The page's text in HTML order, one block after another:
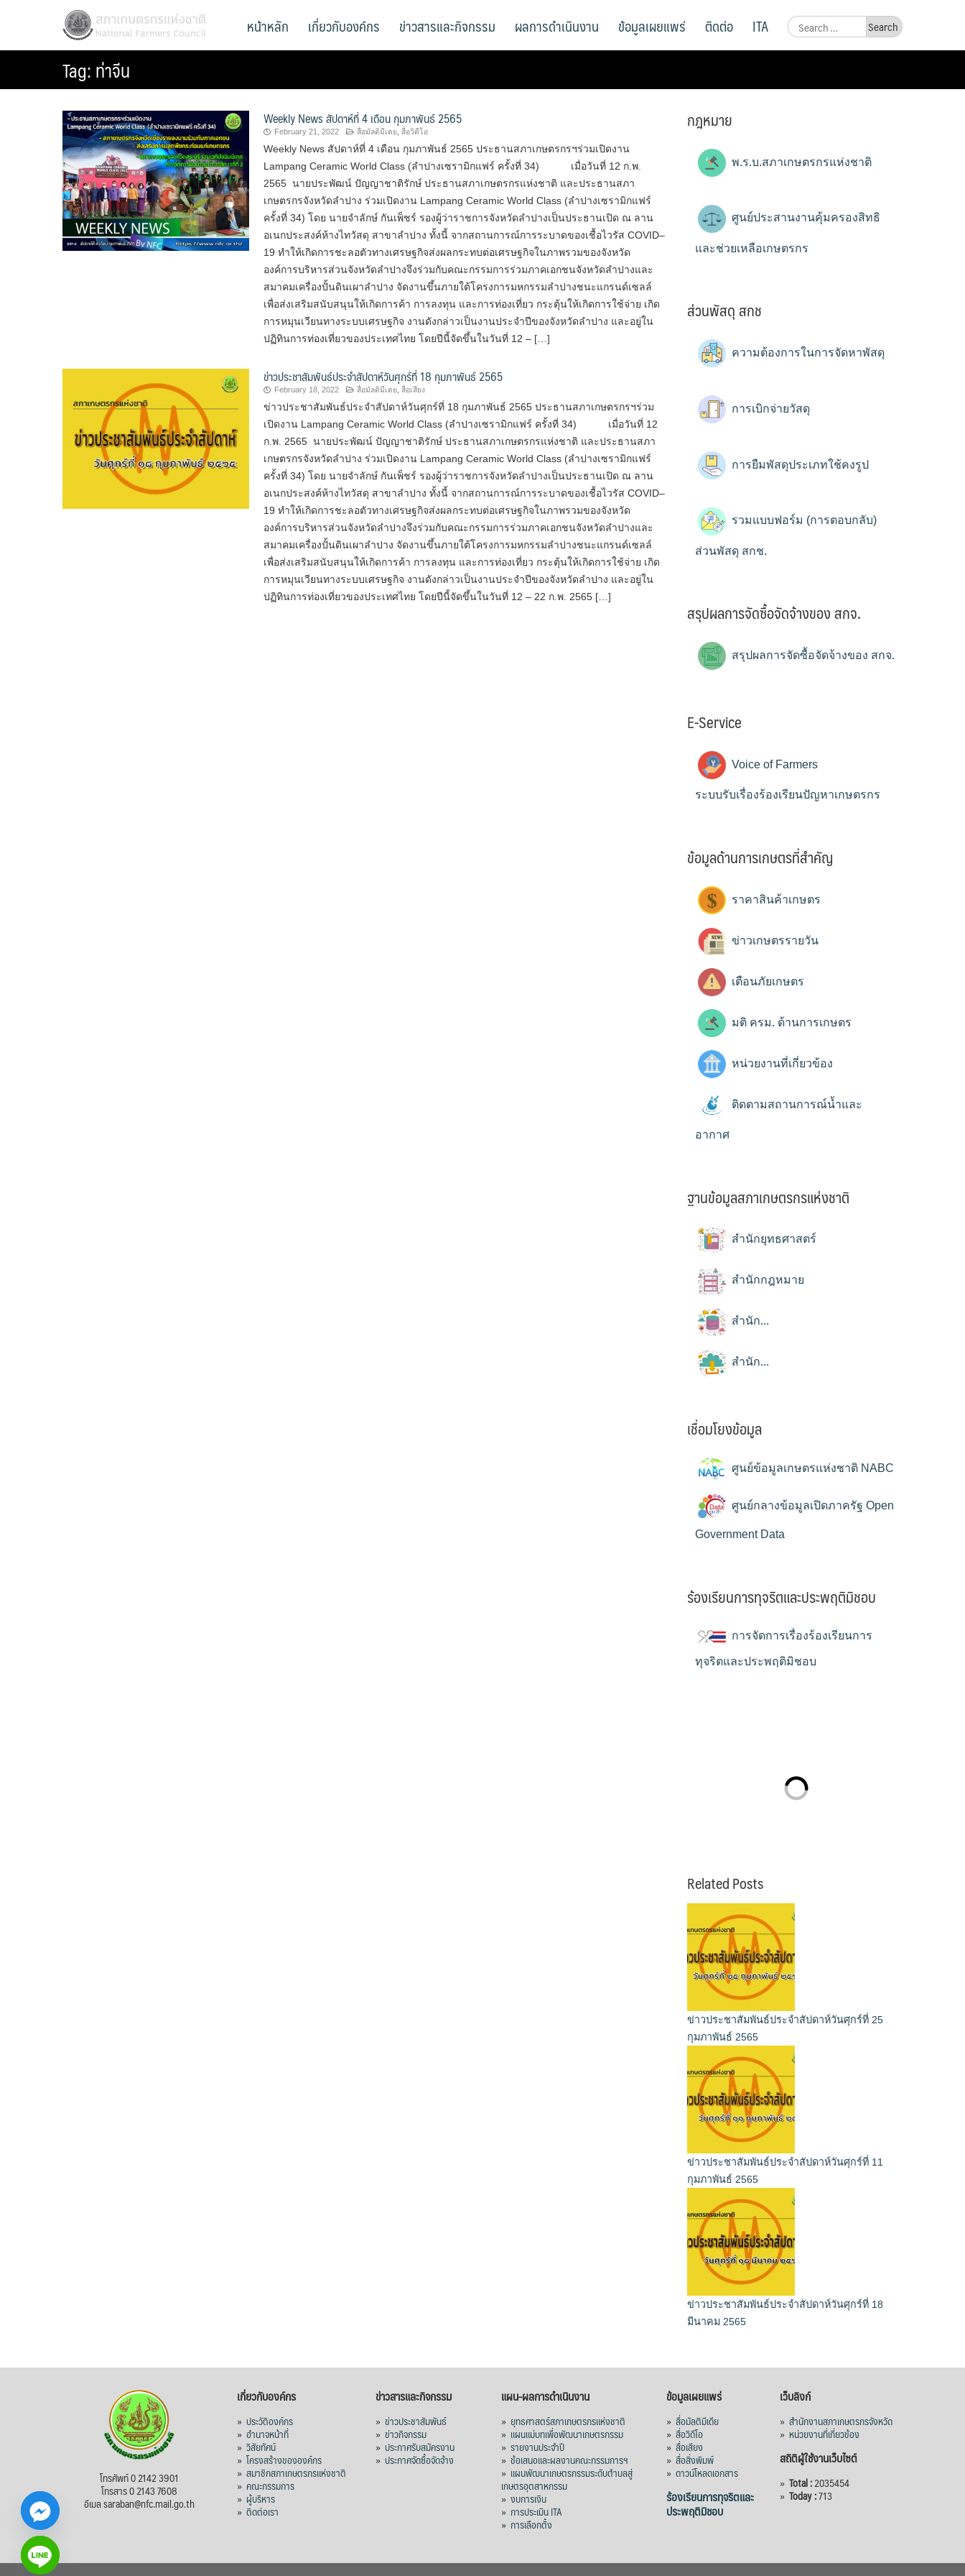
สภาเกษตรกรแห่งชาติ
National Farmers Council
Search
for:
หน้าหลัก เกี่ยวกับองค์กร ข่าวสารและกิจกรรม ผลการดำเนินงาน ข้อมูลเผยแพร่ ติดต่อ ITA
Tag:ท่าจีน
Weekly News สัปดาห์ที่ 4 เดือน กุมภาพันธ์ 2565
February 21, 2022 สื่อมัลติมีเดย, สื่อวิดีโอ
Weekly News สัปดาห์ที่ 4 เดือน กุมภาพันธ์ 2565 ประธานสภาเกษตรกรฯร่วมเปิดงาน
Lampang Ceramic World Class (ลำปางเซรามิกแฟร์ ครั้งที่ 34) เมื่อวันที่ 12 ก.พ.
2565 นายประพัฒน์ ปัญญาชาติรักษ์ ประธานสภาเกษตรกรแห่งชาติ และประธานสภา
เกษตรกรจังหวัดลำปาง ร่วมเปิดงาน Lampang Ceramic World Class (ลำปางเซรามิกแฟร์
ครั้งที่ 34) โดย นายจำลักษ์ กันเพ็ชร์ รองผู้ว่าราชการจังหวัดลำปางเป็นประธานเปิด ณ ลาน
อเนกประสงค์ห้างไทวัสดุ สาขาลำปาง ทั้งนี้ จากสถานการณ์การระบาดของเชื้อไวรัส COVID–
19 ทำให้เกิดการชะลอตัวทางเศรษฐกิจส่งผลกระทบต่อเศรษฐกิจในภาพรวมของจังหวัด
องค์การบริหารส่วนจังหวัดลำปางจึงร่วมกับคณะกรรมการร่วมภาคเอกชนจังหวัดลำปางและ
สมาคมเครื่องปั้นดินเผาลำปาง จัดงานขึ้นภายใต้โครงการมหกรรมลำปางชนะแกรนด์เซลล์
เพื่อส่งเสริมสนับสนุนให้เกิดการค้า การลงทุน และการท่องเที่ยว กระตุ้นให้เกิดการใช้จ่าย เกิด
การหมุนเวียนทางระบบเศรษฐกิจ งานดังกล่าวเป็นงานประจำปีของจังหวัดลำปาง และอยู่ใน
ปฏิทินการท่องเที่ยวของประเทศไทย โดยปีนี้จัดขึ้นในวันที่ 12 – […]
ข่าวประชาสัมพันธ์ประจำสัปดาห์วันศุกร์ที่ 18 กุมภาพันธ์ 2565
February 18, 2022 สื่อมัลติมีเดย, สื่อเสียง
ข่าวประชาสัมพันธ์ประจำสัปดาห์วันศุกร์ที่ 18 กุมภาพันธ์ 2565 ประธานสภาเกษตรกรฯร่วม
เปิดงาน Lampang Ceramic World Class (ลำปางเซรามิกแฟร์ ครั้งที่ 34) เมื่อวันที่ 12
ก.พ. 2565 นายประพัฒน์ ปัญญาชาติรักษ์ ประธานสภาเกษตรกรแห่งชาติ และประธานสภา
เกษตรกรจังหวัดลำปาง ร่วมเปิดงาน Lampang Ceramic World Class (ลำปางเซรามิกแฟร์
ครั้งที่ 34) โดย นายจำลักษ์ กันเพ็ชร์ รองผู้ว่าราชการจังหวัดลำปางเป็นประธานเปิด ณ ลาน
อเนกประสงค์ห้างไทวัสดุ สาขาลำปาง ทั้งนี้ จากสถานการณ์การระบาดของเชื้อไวรัส COVID–
19 ทำให้เกิดการชะลอตัวทางเศรษฐกิจส่งผลกระทบต่อเศรษฐกิจในภาพรวมของจังหวัด
องค์การบริหารส่วนจังหวัดลำปางจึงร่วมกับคณะกรรมการร่วมภาคเอกชนจังหวัดลำปางและ
สมาคมเครื่องปั้นดินเผาลำปาง จัดงานขึ้นภายใต้โครงการมหกรรมลำปางชนะแกรนด์เซลล์
เพื่อส่งเสริมสนับสนุนให้เกิดการค้า การลงทุน และการท่องเที่ยว กระตุ้นให้เกิดการใช้จ่าย เกิด
การหมุนเวียนทางระบบเศรษฐกิจ งานดังกล่าวเป็นงานประจำปีของจังหวัดลำปาง และอยู่ใน
ปฏิทินการท่องเที่ยวของประเทศไทย โดยปีนี้จัดขึ้นในวันที่ 12 – 22 ก.พ. 2565 […]
กฎหมาย
พ.ร.บ.สภาเกษตรกรแห่งชาติ
ศูนย์ประสานงานคุ้มครองสิทธิ
และช่วยเหลือเกษตรกร
ส่วนพัสดุ สกช
ความต้องการในการจัดหาพัสดุ
การเบิกจ่ายวัสดุ
การยืมพัสดุประเภทใช้คงรูป
รวมแบบฟอร์ม (การตอบกลับ)
ส่วนพัสดุ สกช.
สรุปผลการจัดซื้อจัดจ้างของ สกจ.
สรุปผลการจัดซื้อจัดจ้างของ สกจ.
E-Service
Voice of Farmers
ระบบรับเรื่องร้องเรียนปัญหาเกษตรกร
ข้อมูลด้านการเกษตรที่สำคัญ
ราคาสินค้าเกษตร
ข่าวเกษตรรายวัน
เตือนภัยเกษตร
มติ ครม. ด้านการเกษตร
หน่วยงานที่เกี่ยวข้อง
ติดตามสถานการณ์น้ำและ
อากาศ
ฐานข้อมูลสภาเกษตรกรแห่งชาติ
สำนักยุทธศาสตร์
สำนักกฎหมาย
สำนัก...
สำนัก...
เชื่อมโยงข้อมูล
ศูนย์ข้อมูลเกษตรแห่งชาติ NABC
ศูนย์กลางข้อมูลเปิดภาครัฐ Open
Government Data
ร้องเรียนการทุจริตและประพฤติมิชอบ
การจัดการเรื่องร้องเรียนการ
ทุจริตและประพฤติมิชอบ
Related Posts
ข่าวประชาสัมพันธ์ประจำสัปดาห์วันศุกร์ที่ 25
กุมภาพันธ์ 2565
ข่าวประชาสัมพันธ์ประจำสัปดาห์วันศุกร์ที่ 11
กุมภาพันธ์ 2565
ข่าวประชาสัมพันธ์ประจำสัปดาห์วันศุกร์ที่ 18
มีนาคม 2565
โทรศัพท์ 0 2142 3901
โทรสาร 0 2143 7608
อีเมล saraban@nfc.mail.go.th
เกี่ยวกับองค์กร
»ประวัติองค์กร
»อำนาจหน้าที่
»วิสัยทัศน์
»โครงสร้างขององค์กร
»สมาชิกสภาเกษตรกรแห่งชาติ
»คณะกรรมการ
» ผู้บริหาร
»ติดต่อเรา
ข่าวสารและกิจกรรม
»ข่าวประชาสัมพันธ์
»ข่าวกิจกรรม
»ประกาศรับสมัครงาน
»ประกาศจัดซื้อจัดจ้าง
แผน-ผลการดำเนินงาน
» ยุทธศาสตร์สภาเกษตรกรแห่งชาติ
» แผนแม่บทเพื่อพัฒนาเกษตรกรรม
» รายงานประจำปี
» ข้อเสนอและผลงานคณะกรรมการฯ
» แผนพัฒนาเกษตรกรรมระดับตำบลสู่
เกษตรอุตสาหกรรม
» งบการเงิน
» การประเมิน ITA
» การเลือกตั้ง
ข้อมูลเผยแพร่
» สื่อมัลติมีเดีย
» สื่อวิดีโอ
» สื่อเสียง
» สื่อสิ่งพิมพ์
» ดาวน์โหลดเอกสาร
ร้องเรียนการทุจริตและ
ประพฤติมิชอบ
เว็บลิงก์
» สำนักงานสภาเกษตรกรจังหวัด
» หน่วยงานที่เกี่ยวข้อง
สถิติผู้ใช้งานเว็บไซต์
» Total :2035454
» Today :713